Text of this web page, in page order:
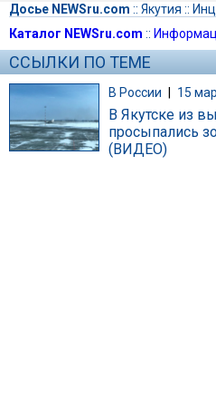
Досье NEWSru.com :: Якутия ::
Каталог NEWSru.com ::
ССЫЛКИ ПО ТЕМЕ
В России | 15
В Якутске из
просыпались
(ВИДЕО)